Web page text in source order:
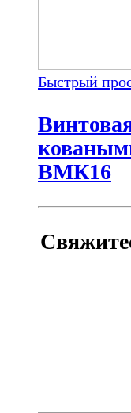
Быстрый
ВМК16